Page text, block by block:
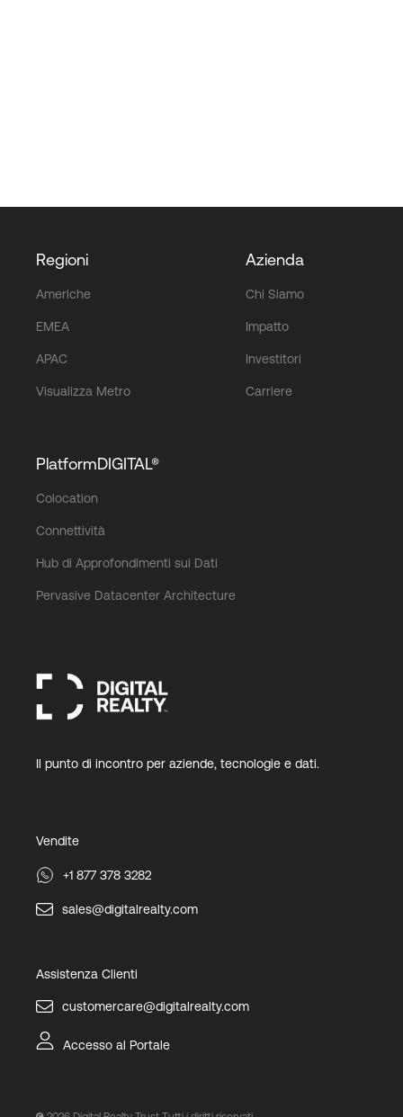
Regioni
Americhe
EMEA
APAC
Visualizza Metro
Azienda
Chi Siamo
Impatto
Investitori
Carriere
PlatformDIGITAL®
Colocation
Connettività
Hub di Approfondimenti sui Dati
Pervasive Datacenter Architecture
Il punto di incontro per aziende, tecnologie e dati.
Vendite
+1 877 378 3282
sales@digitalrealty.com
Assistenza Clienti
customercare@digitalrealty.com
Accesso al Portale